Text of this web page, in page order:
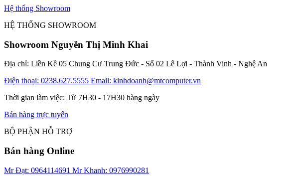
Hệ thống Showroom
HỆ THỐNG SHOWROOM
Showroom Nguyễn Thị Minh Khai
Địa chỉ: Liền Kề 05 Chung Cư Trung Đức - Số 02 Lê Lợi - Thành Vinh - Nghệ An
Điện thoại: 0238.627.5555 Email: kinhdoanh@mtcomputer.vn
Thời gian làm việc: Từ 7H30 - 17H30 hàng ngày
Bán hàng trực tuyến
BỘ PHẬN HỖ TRỢ
Bán hàng Online
Mr Đạt: 0964114691 Mr Khanh: 0976990281